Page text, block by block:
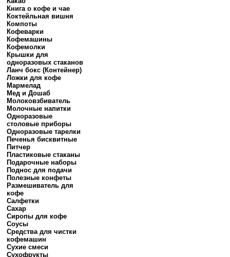
Книга о кофе и чае
Коктейльная вишня
Компоты
Кофеварки
Кофемашины
Кофемолки
Крышки для
одноразовых стаканов
Ланч бокс (Контейнер)
Ложки для кофе
Мармелад
Мед и Дошаб
Молоковзбиватель
Молочные напитки
Одноразовые
столовые приборы
Одноразовые тарелки
Печенья бисквитные
Питчер
Пластиковые стаканы
Подарочные наборы
Поднос для подачи
Полезные конфеты
Размешиватель для
кофе
Салфетки
Сахар
Сиропы для кофе
Соусы
Средства для чистки
кофемашин
Сухие смеси
Сухофрукты